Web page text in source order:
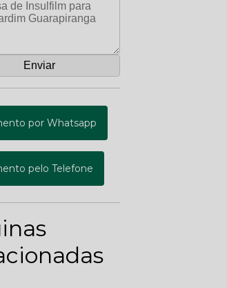
por Whatsapp
pelo Telefone